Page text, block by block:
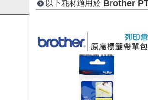
以下耗材適用於 Brother